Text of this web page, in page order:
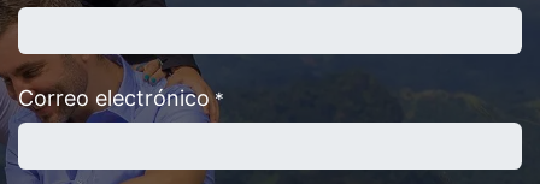
Correo electrónico*